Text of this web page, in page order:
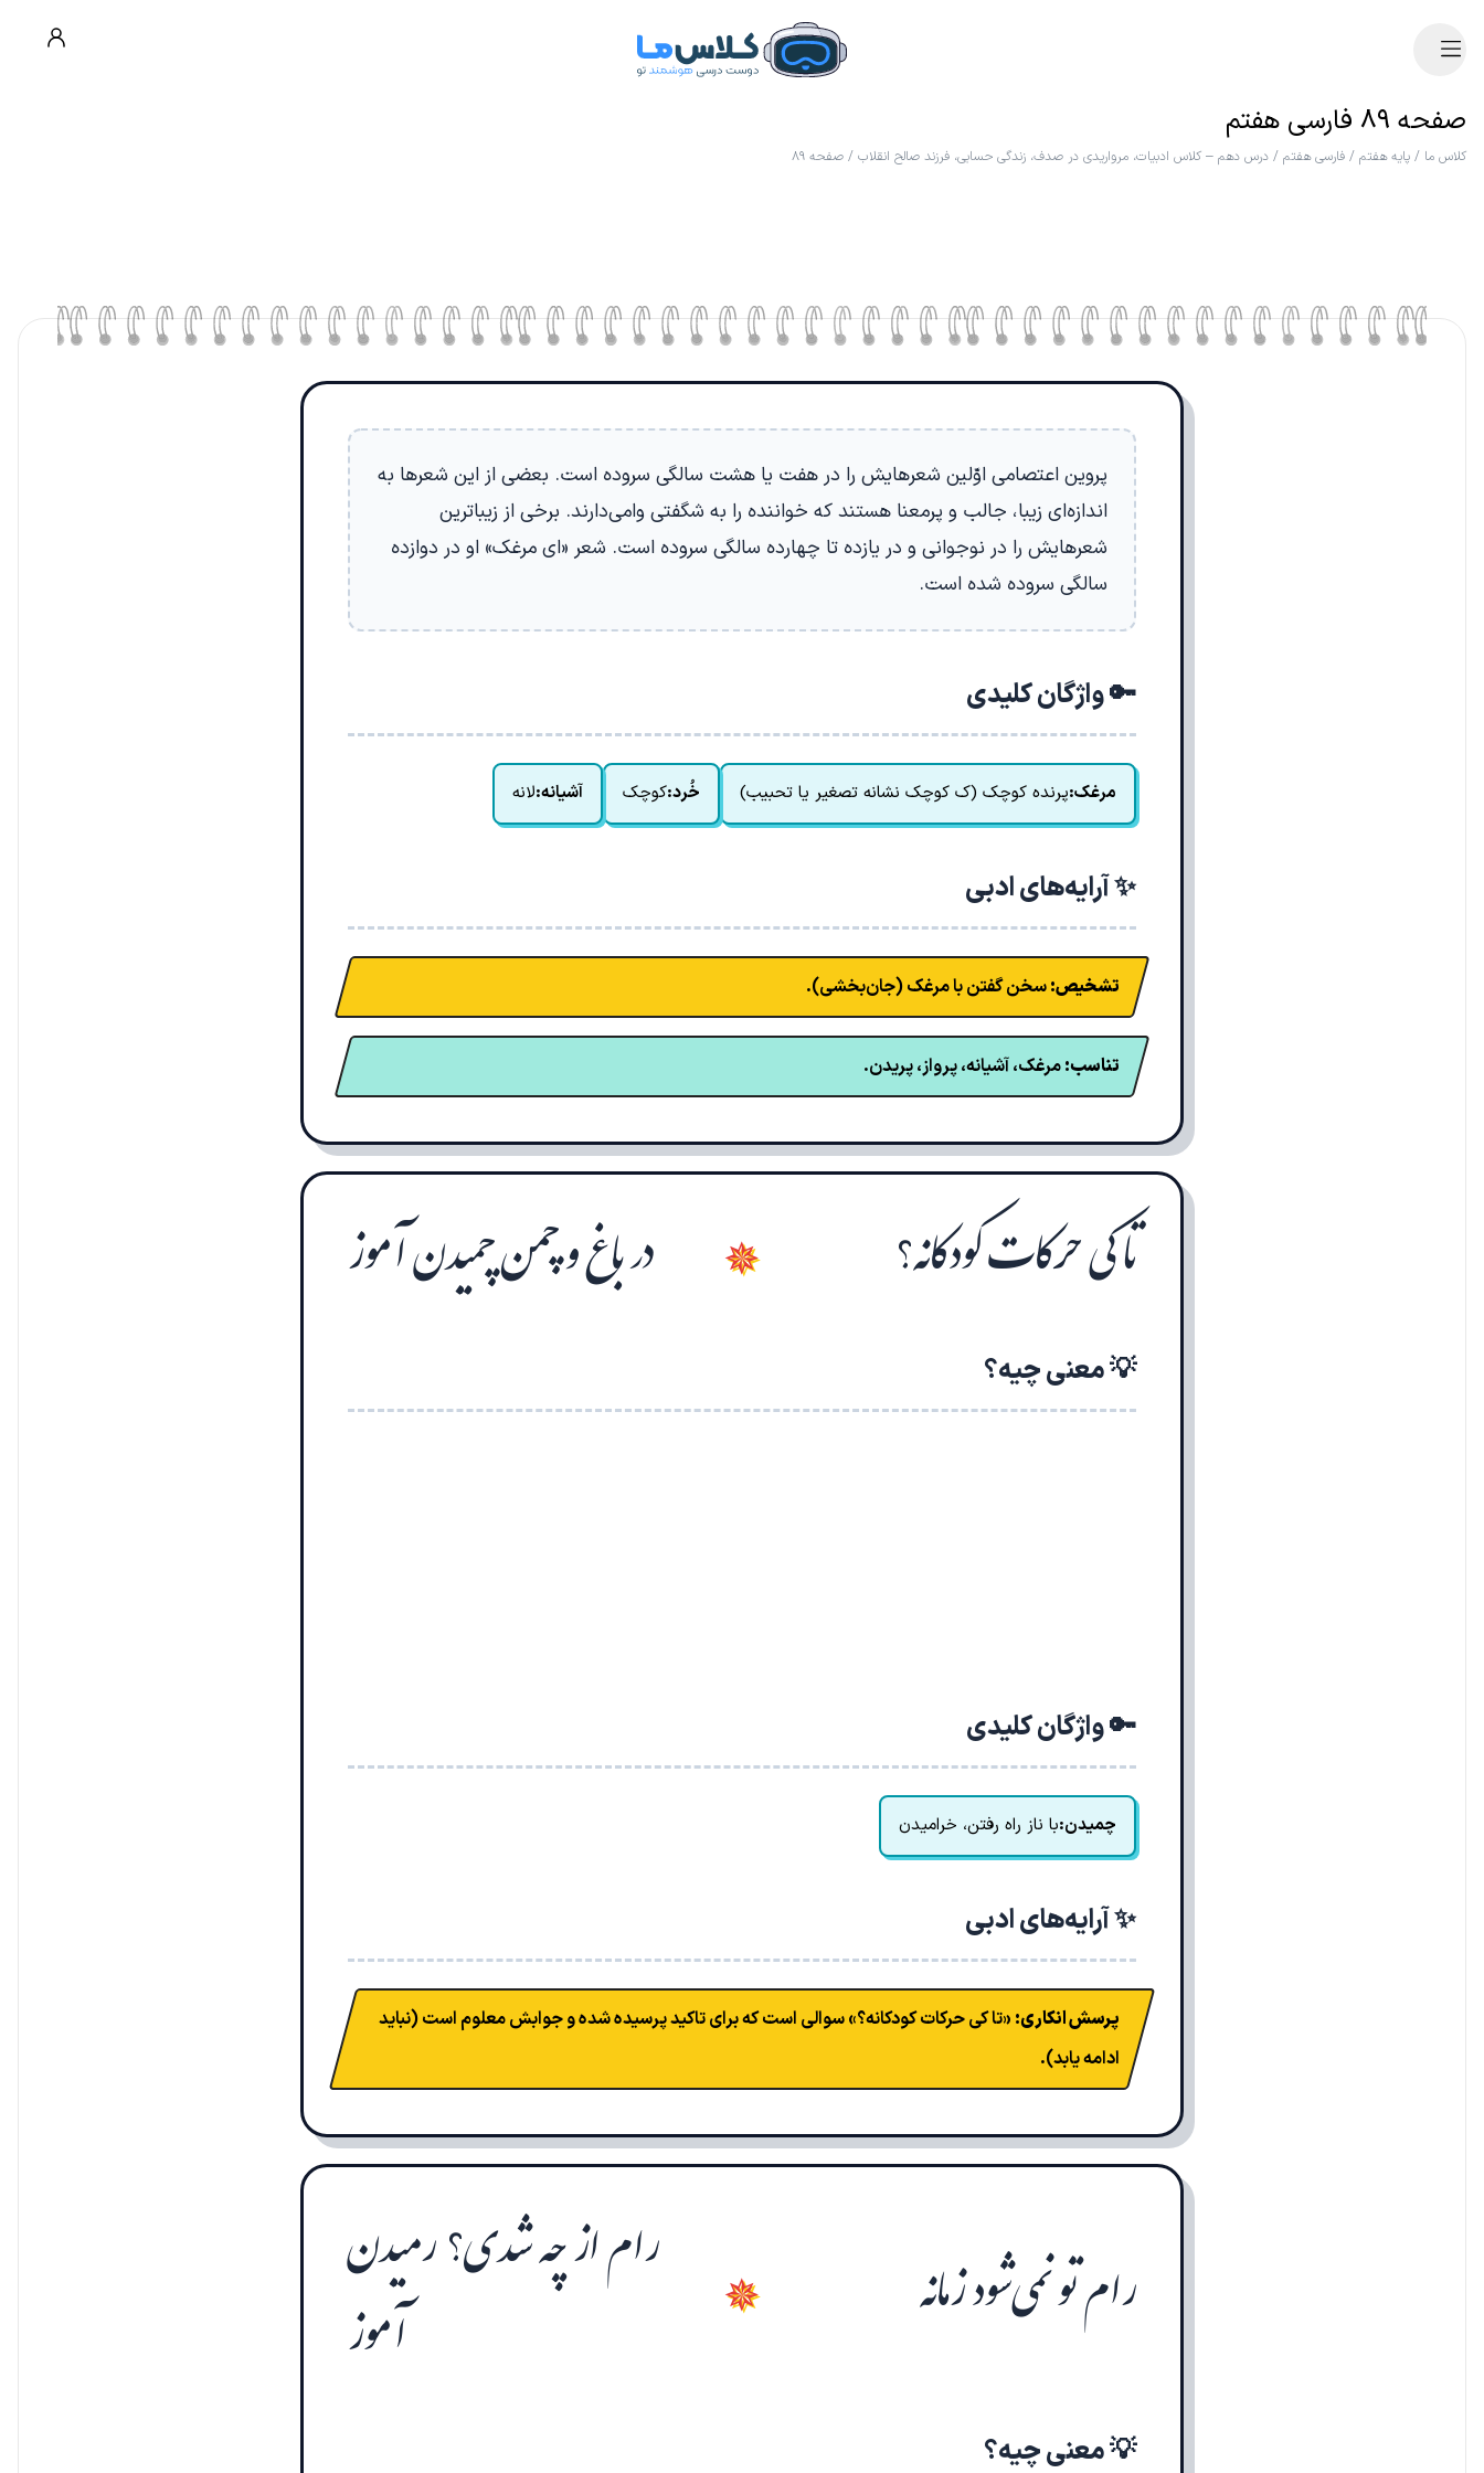
صفحه ۸۹ فارسی هفتم
کلاس ما / پایه هفتم / فارسی هفتم / درس دهم – کلاس ادبیات، مرواریدی در صدف، زندگی حسابی، فرزند صالح انقلاب / صفحه ۸۹
پروین اعتصامی اوّلین شعرهایش را در هفت یا هشت سالگی سروده است. بعضی از این شعرها به
اندازه‌ای زیبا، جالب و پرمعنا هستند که خواننده را به شگفتی وامی‌دارند. برخی از زیباترین
شعرهایش را در نوجوانی و در یازده تا چهارده سالگی سروده است. شعر «ای مرغک» او در دوازده
سالگی سروده شده است.
🔑 واژگان کلیدی
مرغک:پرنده کوچک (ک کوچک نشانه تصغیر یا تحبیب) خُرد:کوچک آشیانه:لانه
✨ آرایه‌های ادبی
تشخیص:سخن گفتن با مرغک (جان‌بخشی).
تناسب:مرغک، آشیانه، پرواز، پریدن.
تا کی حرکات کودکانه؟ ✵ در باغ و چمن چمیدن آموز
💡 معنی چیه؟
🔑 واژگان کلیدی
چمیدن:با ناز راه رفتن، خرامیدن
✨ آرایه‌های ادبی
پرسش انکاری: «تا کی حرکات کودکانه؟» سوالی است که برای تاکید پرسیده شده و جوابش معلوم است (نباید
ادامه یابد).
رام تو نمی‌شود زمانه ✵ رام از چه شدی؟ رمیدن
آموز
💡 معنی چیه؟